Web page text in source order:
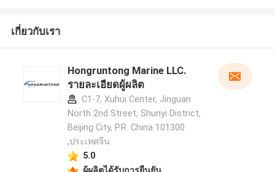
เกี่ยวกับเรา
Hongruntong Marine LLC.
รายละเอียดผู้ผลิต
C1-7, Xuhui Center, Jinguan
North 2nd Street, Shunyi District,
Beijing City, P.R. China 101300
,ประเทศจีน
5.0